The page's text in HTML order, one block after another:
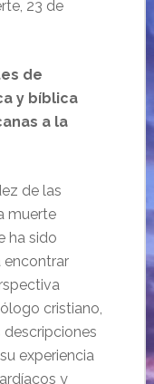
23 de
de
y bíblica
a la
de las
muerte
ha sido
encontrar
cristiano,
descripciones
experiencia
y